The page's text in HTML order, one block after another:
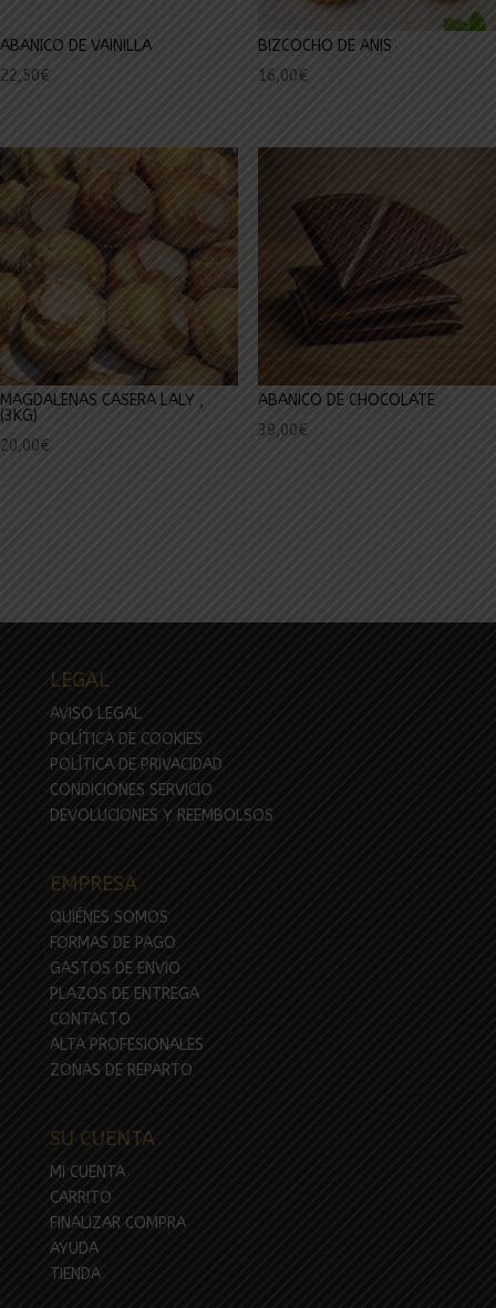
ABANICO DE VAINILLA
22,50€
BIZCOCHO DE ANIS
16,00€
MAGDALENAS CASERA LALY ,
(3KG)
20,00€
ABANICO DE CHOCOLATE
39,00€
LEGAL
AVISO LEGAL
POLÍTICA DE COOKIES
POLÍTICA DE PRIVACIDAD
CONDICIONES SERVICIO
DEVOLUCIONES Y REEMBOLSOS
EMPRESA
QUIÉNES SOMOS
FORMAS DE PAGO
GASTOS DE ENVIO
PLAZOS DE ENTREGA
CONTACTO
ALTA PROFESIONALES
ZONAS DE REPARTO
SU CUENTA
MI CUENTA
CARRITO
FINALIZAR COMPRA
AYUDA
TIENDA